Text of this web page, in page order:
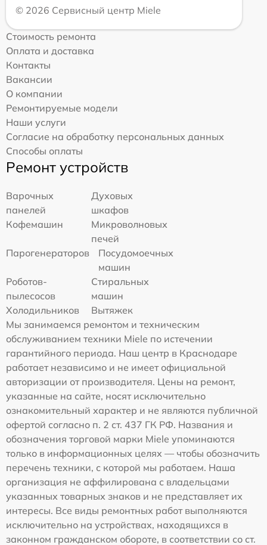
© 2026 Сервисный центр Miele
Стоимость ремонта
Оплата и доставка
Контакты
Вакансии
О компании
Ремонтируемые модели
Наши услуги
Согласие на обработку персональных данных
Способы оплаты
Ремонт устройств
Варочных
панелей
Духовых
шкафов
Кофемашин
Микроволновых
печей
Парогенераторов
Посудомоечных
машин
Роботов-
пылесосов
Стиральных
машин
Холодильников
Вытяжек
Мы занимаемся ремонтом и техническим
обслуживанием техники Miele по истечении
гарантийного периода. Наш центр в Краснодаре
работает независимо и не имеет официальной
авторизации от производителя. Цены на ремонт,
указанные на сайте, носят исключительно
ознакомительный характер и не являются публичной
офертой согласно п. 2 ст. 437 ГК РФ. Названия и
обозначения торговой марки Miele упоминаются
только в информационных целях — чтобы обозначить
перечень техники, с которой мы работаем. Наша
организация не аффилирована с владельцами
указанных товарных знаков и не представляет их
интересы. Все виды ремонтных работ выполняются
исключительно на устройствах, находящихся в
законном гражданском обороте, в соответствии со ст.